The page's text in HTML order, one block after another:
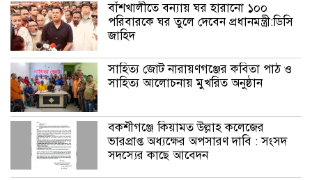
বাঁশখালীতে বন্যায় ঘর হারানো ১০০
পরিবারকে ঘর তুলে দেবেন প্রধানমন্ত্রী:ডিসি
জাহিদ
সাহিত্য জোট নারায়ণগঞ্জের কবিতা পাঠ ও
সাহিত্য আলোচনায় মুখরিত অনুষ্ঠান
বকশীগঞ্জে কিয়ামত উল্লাহ কলেজের
ভারপ্রাপ্ত অধ্যক্ষের অপসারণ দাবি : সংসদ
সদস্যের কাছে আবেদন